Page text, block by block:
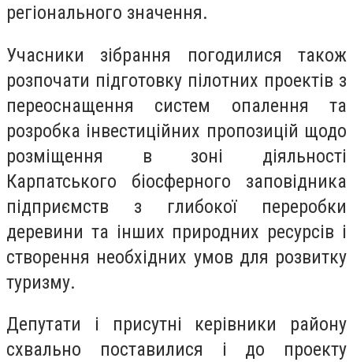
регіонального значення.
Учасники зібрання погодилися також
розпочати підготовку пілотних проектів з
переоснащення систем опалення та
розробка інвестиційних пропозицій щодо
розміщення в зоні діяльності
Карпатського біосферного заповідника
підприємств з глибокої переробки
деревини та інших природних ресурсів і
створення необхідних умов для розвитку
туризму.
Депутати і присутні керівники району
схвально поставилися і до проекту